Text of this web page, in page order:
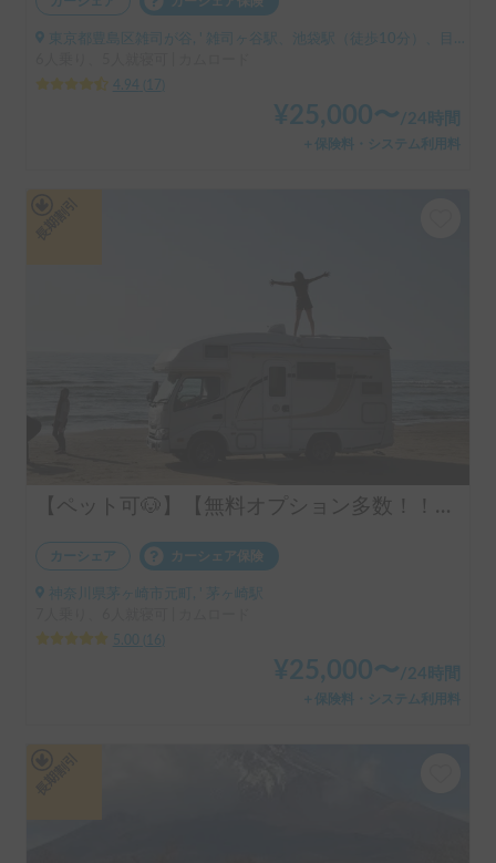
東京都豊島区雑司が谷, ' 雑司ヶ谷駅、池袋駅（徒歩10分）、目白駅（徒歩7分）
4.94
17
¥25,000〜 /24時間
＋保険料・システム利用料
【ペット可🐶】【無料オプション多数！！】【ハイスペック】バンテックZIL520
カーシェア カーシェア保険
神奈川県茅ヶ崎市元町, ' 茅ヶ崎駅
5.00
16
¥25,000〜 /24時間
＋保険料・システム利用料